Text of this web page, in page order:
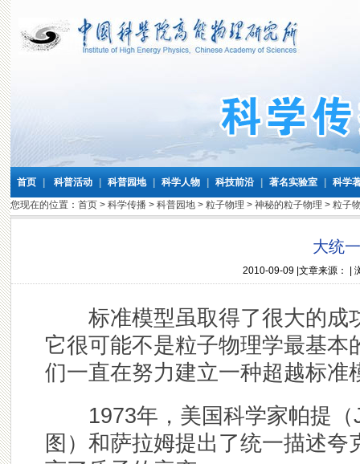
首页 科普活动 科普园地 科学人物 科技前沿 著名实验室
科学
您现在的位置： 首页> 科学传播> 科普园地> 粒子物理 > 神秘的粒子物理 > 粒子
大统
2010-09-09 |文章来源： |
标准模型虽取得了很大的成
它很可能不是粒子物理学最基本
们一直在努力建立一种超越标准
1973年，美国科学家帕提（
图）和萨拉姆提出了统一描述